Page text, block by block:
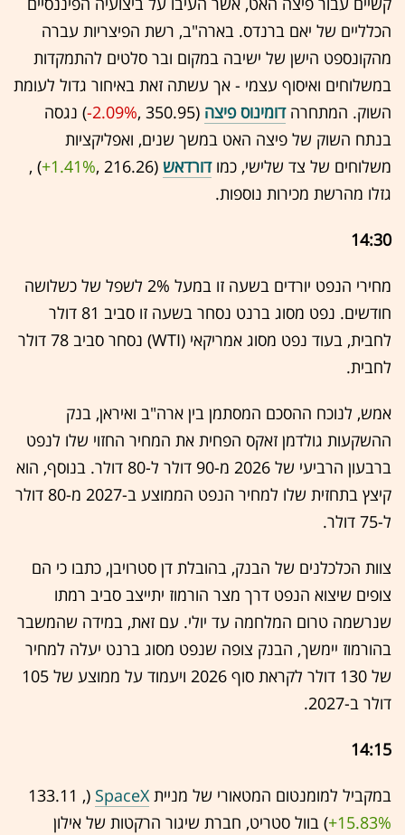
הכלליים של יאם ברנדס. בארה"ב, רשת הפיצריות עברה
מהקונספט הישן של ישיבה במקום ובר סלטים להתמקדות
במשלוחים ואיסוף עצמי - אך עשתה זאת באיחור גדול לעומת
השוק. המתחרהדומינוס פיצה (350.95 ,‎
-2.09%‏) נגסה
בנתח השוק של פיצה האט במשך שנים, ואפליקציות
משלוחים של צד שלישי, כמודורדאש (216.26 ,‎
+1.41%
‏) ,
גזלו מהרשת מכירות נוספות.
14:30
מחירי הנפט יורדים בשעה זו במעל 2% לשפל של כשלושה
חודשים. נפט מסוג ברנט נסחר בשעה זו סביב 81 דולר
לחבית, בעוד נפט מסוג אמריקאי (WTI) נסחר סביב 78 דולר
לחבית.
אמש, לנוכח ההסכם המסתמן בין ארה"ב ואיראן, בנק
ההשקעות גולדמן זאקס הפחית את המחיר החזוי שלו לנפט
ברבעון הרביעי של 2026 מ-90 דולר ל-80 דולר. בנוסף, הוא
קיצץ בתחזית שלו למחיר הנפט הממוצע ב-2027 מ-80 דולר
ל-75 דולר.
צוות הכלכלנים של הבנק, בהובלת דן סטרויבן, כתבו כי הם
צופים שיצוא הנפט דרך מצר הורמוז יתייצב סביב רמתו
שנרשמה טרום המלחמה עד יולי. עם זאת, במידה שהמשבר
בהורמוז יימשך, הבנק צופה שנפט מסוג ברנט יעלה למחיר
של 130 דולר לקראת סוף 2026 ויעמוד על ממוצע של 105
דולר ב-2027.
14:15
במקביל למומנטום המטאורי של מניית SpaceX
(133.11 ,‎
+15.83%‏) בוול סטריט, חברת שיגור הרקטות של אילון